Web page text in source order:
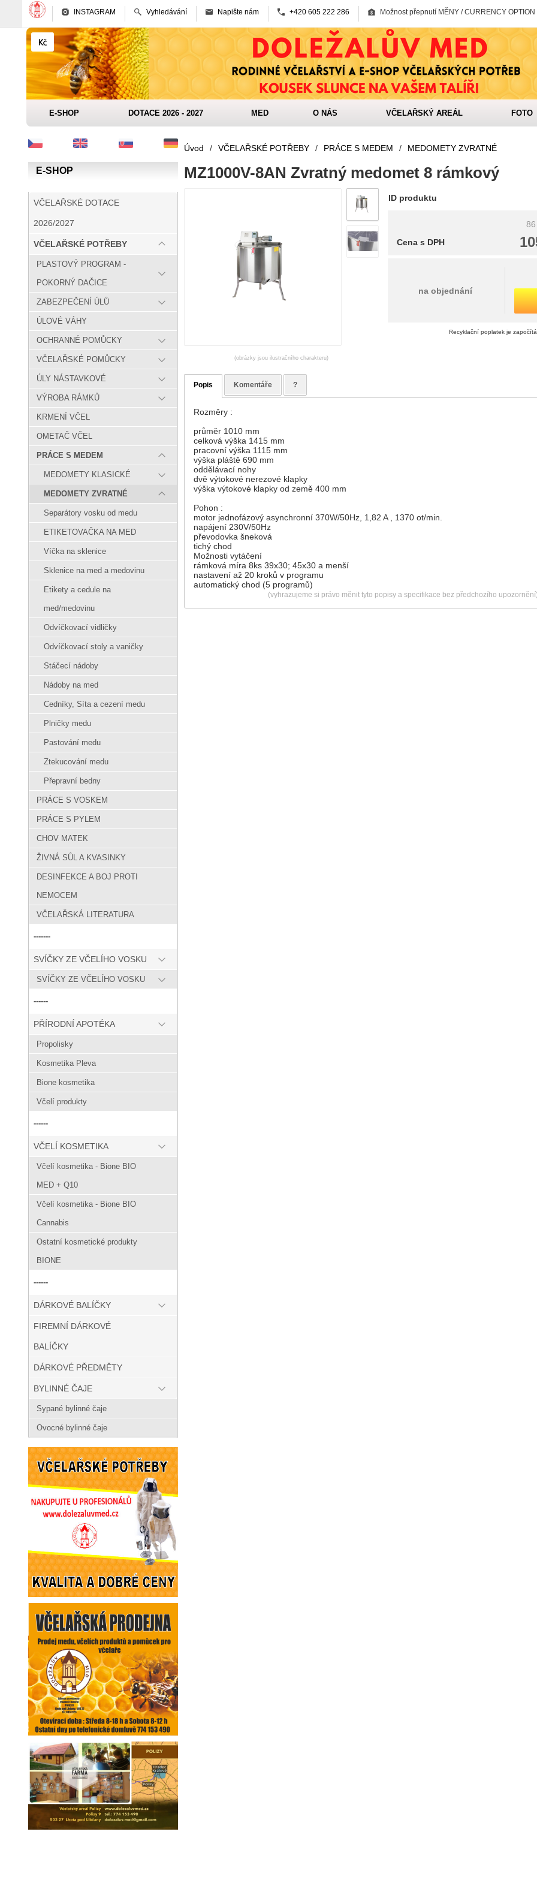
INSTAGRAM Vyhledávání Napište nám +420 605 222 286 Možnost přepnutí MĚNY / CURRENCY OPTION
E-SHOP DOTACE 2026 - 2027 MED O NÁS VČELAŘSKÝ AREÁL FOTO
E-SHOP
VČELAŘSKÉ DOTACE
2026/2027
VČELAŘSKÉ POTŘEBY
PLASTOVÝ PROGRAM -
POKORNÝ DAČICE
ZABEZPEČENÍ ÚLŮ
ÚLOVÉ VÁHY
OCHRANNÉ POMŮCKY
VČELAŘSKÉ POMŮCKY
ÚLY NÁSTAVKOVÉ
VÝROBA RÁMKŮ
KRMENÍ VČEL
OMETAČ VČEL
PRÁCE S MEDEM
MEDOMETY KLASICKÉ
MEDOMETY ZVRATNÉ
Separátory vosku od medu
ETIKETOVAČKA NA MED
Víčka na sklenice
Sklenice na med a medovinu
Etikety a cedule na
med/medovinu
Odvíčkovací vidličky
Odvíčkovací stoly a vaničky
Stáčecí nádoby
Nádoby na med
Cedníky, Síta a cezení medu
Plničky medu
Pastování medu
Ztekucování medu
Přepravní bedny
PRÁCE S VOSKEM
PRÁCE S PYLEM
CHOV MATEK
ŽIVNÁ SŮL A KVASINKY
DESINFEKCE A BOJ PROTI
NEMOCEM
VČELAŘSKÁ LITERATURA
-------
SVÍČKY ZE VČELÍHO VOSKU
SVÍČKY ZE VČELÍHO VOSKU
------
PŘÍRODNÍ APOTÉKA
Propolisky
Kosmetika Pleva
Bione kosmetika
Včelí produkty
------
VČELÍ KOSMETIKA
Včelí kosmetika - Bione BIO
MED + Q10
Včelí kosmetika - Bione BIO
Cannabis
Ostatní kosmetické produkty
BIONE
------
DÁRKOVÉ BALÍČKY
FIREMNÍ DÁRKOVÉ
BALÍČKY
DÁRKOVÉ PŘEDMĚTY
BYLINNÉ ČAJE
Sypané bylinné čaje
Ovocné bylinné čaje
Úvod / VČELAŘSKÉ POTŘEBY / PRÁCE S MEDEM / MEDOMETY ZVRATNÉ
MZ1000V-8AN Zvratný medomet 8 rámkový
(obrázky jsou ilustračního charakteru)
ID produktu
Cena s DPH
na objednání
Recyklační poplatek je
Popis Komentáře ?
Rozměry :
průměr 1010 mm
celková výška 1415 mm
pracovní výška 1115 mm
výška pláště 690 mm
oddělávací nohy
dvě výtokové nerezové klapky
výška výtokové klapky od země 400 mm
Pohon :
motor jednofázový asynchronní 370W/50Hz, 1,82 A , 1370 ot/min.
napájení 230V/50Hz
převodovka šneková
tichý chod
Možnosti vytáčení
rámková míra 8ks 39x30; 45x30 a menší
nastavení až 20 kroků v programu
automatický chod (5 programů)
(vyhrazujeme si právo měnit tyto popisy a specifikace bez předchozího